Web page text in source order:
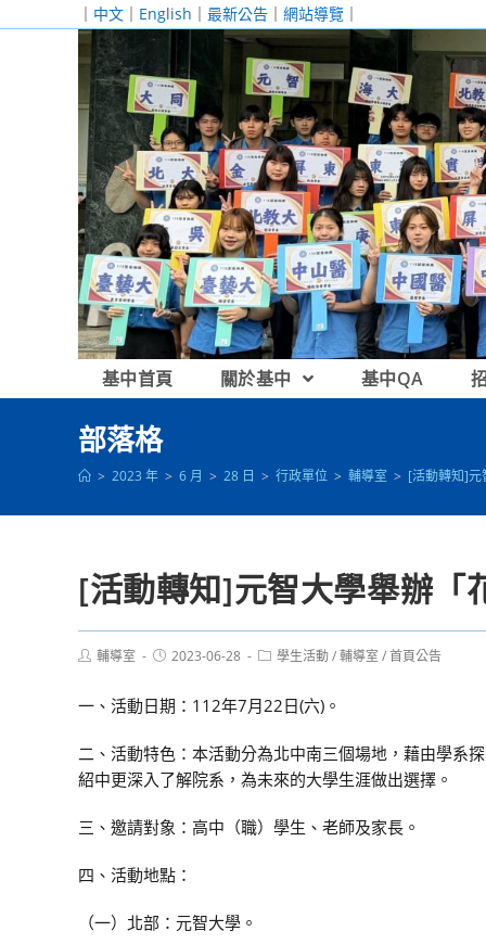
｜ 中文 ｜ English ｜ 最新公告 ｜ 網站導覽 ｜
基中首頁 關於基中 基中QA
部落格
> 2023 年 > 6 月 > 28 日 > 行政單位 > 輔導室 > [活動轉知]元
[活動轉知]元智大學舉辦「
Post輔導室
Post2023-06-28
Post學生活動/輔導室 /首頁公告
一、活動日期：112年7月22日(六)。
二、活動特色：本活動分為北中南三個場地，藉由學系
紹中更深入了解院系，為未來的大學生涯做出選擇。
三、邀請對象：高中（職）學生、老師及家長。
四、活動地點：
（一）北部：元智大學。